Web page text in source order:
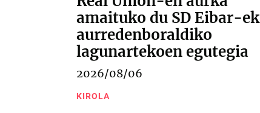
amaituko du SD Eibar-ek
aurredenboraldiko
lagunartekoen egutegia
2026/08/06
KIROLA